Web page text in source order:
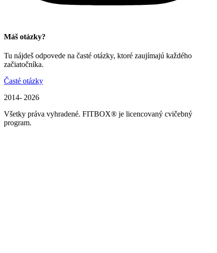
Máš otázky?
Tu nájdeš odpovede na časté otázky, ktoré zaujímajú každého
začiatočníka.
Časté otázky
2014- 2026
Všetky práva vyhradené. FITBOX® je licencovaný cvičebný
program.